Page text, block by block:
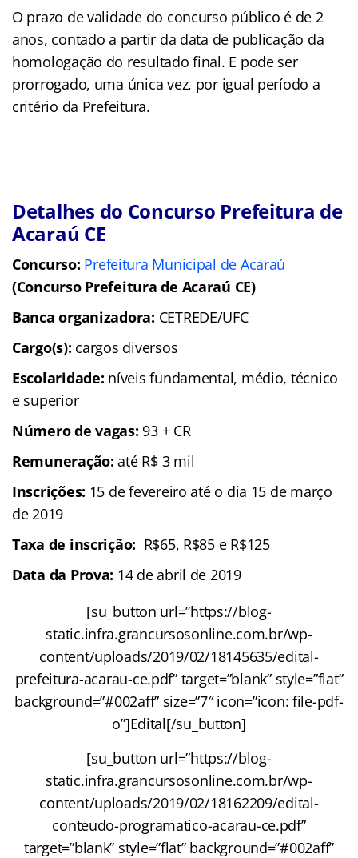
O prazo de validade do concurso público é de 2
anos, contado a partir da data de publicação da
homologação do resultado final. E pode ser
prorrogado, uma única vez, por igual período a
critério da Prefeitura.
Detalhes do Concurso Prefeitura de
Acaraú CE
Concurso: Prefeitura Municipal de Acaraú
(Concurso Prefeitura de Acaraú CE)
Banca organizadora: CETREDE/UFC
Cargo(s): cargos diversos
Escolaridade: níveis fundamental, médio, técnico
e superior
Número de vagas: 93 + CR
Remuneração: até R$ 3 mil
Inscrições: 15 de fevereiro até o dia 15 de março
de 2019
Taxa de inscrição: R$65, R$85 e R$125
Data da Prova: 14 de abril de 2019
[su_button url=”https://blog-
static.infra.grancursosonline.com.br/wp-
content/uploads/2019/02/18145635/edital-
prefeitura-acarau-ce.pdf” target=”blank” style=”flat”
background=”#002aff” size=”7″ icon=”icon: file-pdf-
o”]Edital[/su_button]
[su_button url=”https://blog-
static.infra.grancursosonline.com.br/wp-
content/uploads/2019/02/18162209/edital-
conteudo-programatico-acarau-ce.pdf”
target=”blank” style=”flat” background=”#002aff”